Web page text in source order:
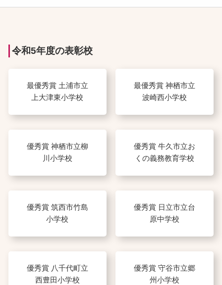
令和5年度の表彰校
最優秀賞 土浦市立
上大津東小学校
最優秀賞 神栖市立
波崎西小学校
優秀賞 神栖市立柳
川小学校
優秀賞 牛久市立お
くの義務教育学校
優秀賞 筑西市竹島
小学校
優秀賞 日立市立台
原中学校
優秀賞 八千代町立
西豊田小学校
優秀賞 守谷市立郷
州小学校